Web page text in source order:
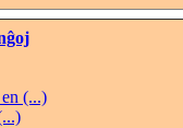
(...)